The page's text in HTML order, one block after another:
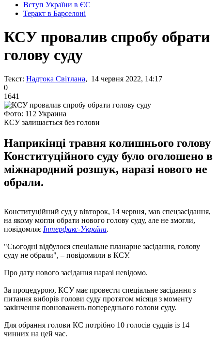
Вступ України в ЄС
Теракт в Барселоні
КСУ провалив спробу обрати
голову суду
Текст: Надтока Світлана, 14 червня 2022, 14:17
0
1641
Фото: 112 Украина
КСУ залишається без голови
Наприкінці травня колишнього голову
Конституційного суду було оголошено в
міжнародний розшук, наразі нового не
обрали.
Конституційний суд у вівторок, 14 червня, мав спецзасідання,
на якому могли обрати нового голову суду, але не змогли,
повідомляє Інтерфакс-Україна.
"Сьогодні відбулося спеціальне планарне засідання, голову
суду не обрали", – повідомили в КСУ.
Про дату нового засідання наразі невідомо.
За процедурою, КСУ має провести спеціальне засідання з
питання виборів голови суду протягом місяця з моменту
закінчення повноважень попереднього голови суду.
Для обрання голови КС потрібно 10 голосів суддів із 14
чинних на цей час.